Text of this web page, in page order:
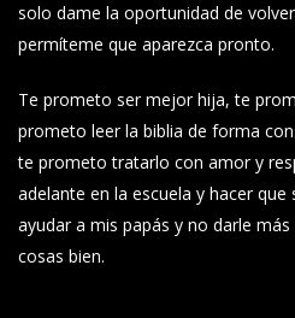
solo dame la oportunidad de
permíteme que aparezca pronto.
Te prometo ser mejor hija, te
prometo leer la biblia de forma
te prometo tratarlo con amor y
adelante en la escuela y hacer
ayudar a mis papás y no darle
cosas bien.